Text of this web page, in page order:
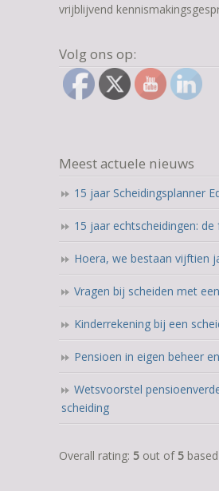
vrijblijvend
Volg ons op:
Meest actuele nieuws
15 jaar Scheidingsplanner
15 jaar echtscheidingen:
Hoera, we bestaan vijftien
Vragen bij scheiden met
Kinderrekening bij een
Pensioen in eigen beheer
Wetsvoorstel
scheiding
5,0
Overall rating: 5 out of 5